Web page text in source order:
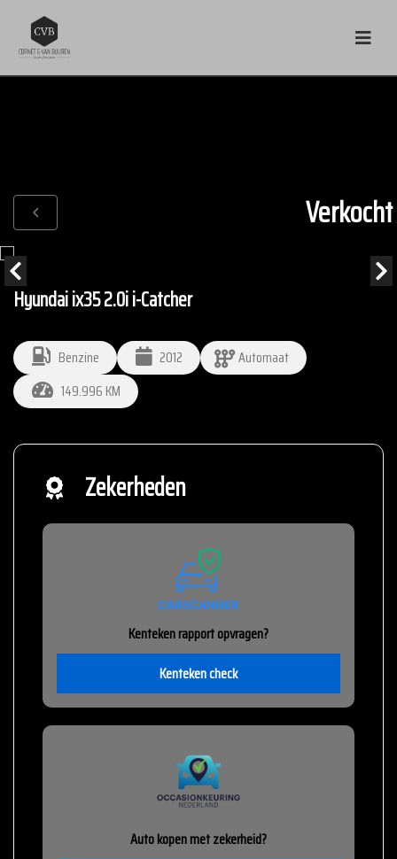
Verkocht
Hyundai ix35 2.0i i-Catcher
Benzine 2012
Automaat
149.996 KM
Zekerheden
Kenteken rapport opvragen?
Kenteken check
Auto kopen met zekerheid?